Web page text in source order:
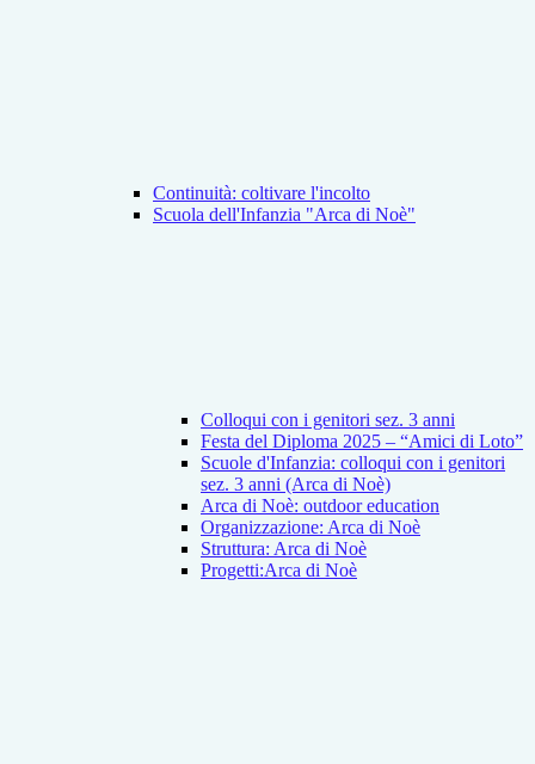
Continuità: coltivare l'incolto
Scuola dell'Infanzia "Arca di Noè"
Colloqui con i genitori sez. 3 anni
Festa del Diploma 2025 – “Amici di Loto”
Scuole d'Infanzia: colloqui con i genitori
sez. 3 anni (Arca di Noè)
Arca di Noè: outdoor education
Organizzazione: Arca di Noè
Struttura: Arca di Noè
Progetti:Arca di Noè